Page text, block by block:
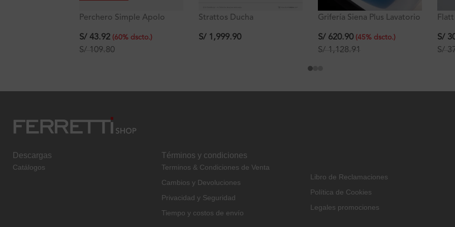
Perchero Simple Apolo
S/43.92 (60% dscto.)
S/109.80
Strattos Ducha
desviador y Ducha de mano
S/1,999.90
Grifería Siena Plus Lavatorio
S/620.90 (45% dscto.)
S/1,128.91
S/
S/
Descargas
Catálogos
Términos y condiciones
Terminos & Condiciones de Venta
Cambios y Devoluciones
Privacidad y Seguridad
Tiempo y costos de envío
Libro de Reclamaciones
Política de Cookies
Legales promociones